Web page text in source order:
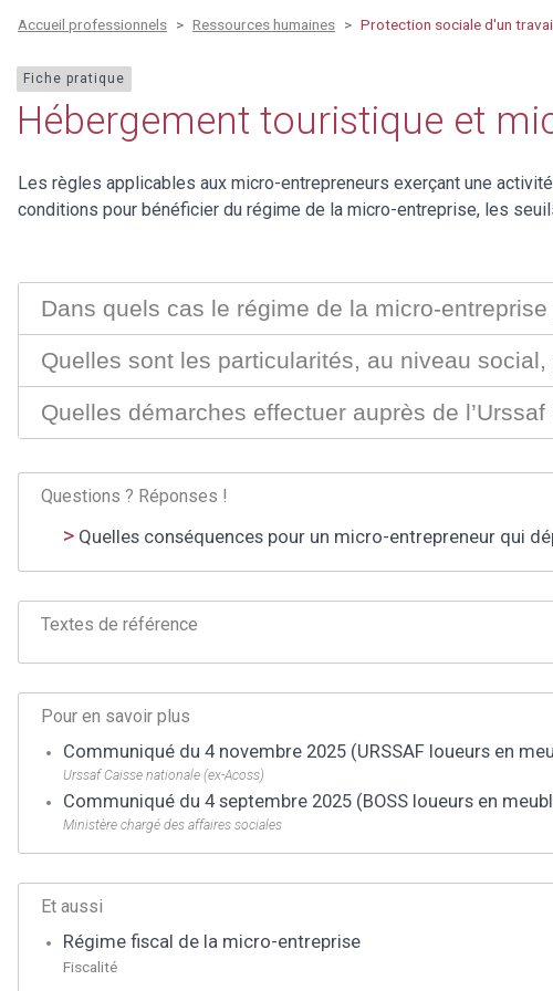
Accueil professionnels Ressources humaines Protection sociale d'un
Fiche pratique
Hébergement touristique et
Les règles applicables aux micro-entrepreneurs exerçant une
conditions pour bénéficier du régime de la micro-entreprise, les
Dans quels cas le régime de la micro-
Quelles sont les particularités, au niveau social,
Quelles démarches effectuer auprès de l’Urssaf
Questions ? Réponses !
Quelles conséquences pour un micro-entrepreneur qui
Textes de référence
Pour en savoir plus
Communiqué du 4 novembre 2025 (URSSAF loueurs en
Urssaf Caisse nationale (ex-Acoss)
Communiqué du 4 septembre 2025 (BOSS loueurs en
Ministère chargé des affaires sociales
Et aussi
Régime fiscal de la micro-entreprise
Fiscalité